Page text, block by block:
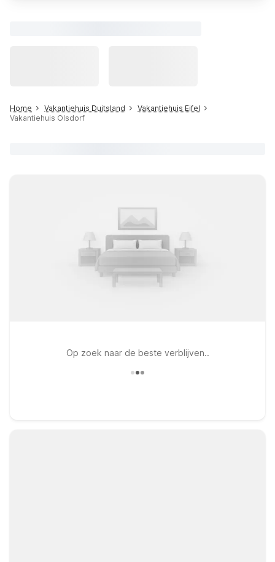
Home Vakantiehuis Duitsland
Vakantiehuis Eifel
Vakantiehuis Olsdorf
Op zoek naar de beste verblijven..